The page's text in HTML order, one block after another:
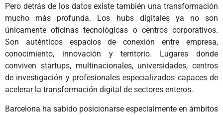
Pero detrás de los datos existe también una transformación
mucho más profunda. Los hubs digitales ya no son
únicamente oficinas tecnológicas o centros corporativos.
Son auténticos espacios de conexión entre empresa,
conocimiento, innovación y territorio. Lugares donde
conviven startups, multinacionales, universidades, centros
de investigación y profesionales especializados capaces de
acelerar la transformación digital de sectores enteros.
Barcelona ha sabido posicionarse especialmente en ámbitos